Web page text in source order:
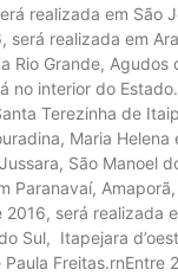
realizada em São
será realizada em
Rio Grande,
no interior do
Terezinha de
Maria
São Manoel
Paranavaí,
será realizada
Sul, Itapejara